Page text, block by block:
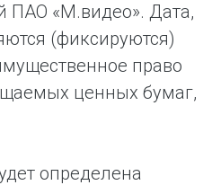
ПАО «М.видео». Дата,
(фиксируются)
право
ценных бумаг,
определена